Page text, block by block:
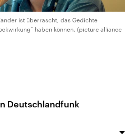
ist überrascht, das Gedichte
haben können. (picture alliance
Deutschlandfunk